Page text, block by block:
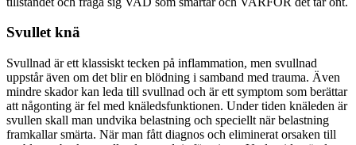
Svullet knä
Svullnad är ett klassiskt tecken på inflammation, men svullnad
uppstår även om det blir en blödning i samband med trauma. Även
mindre skador kan leda till svullnad och är ett symptom som berättar
att någonting är fel med knäledsfunktionen. Under tiden knäleden är
svullen skall man undvika belastning och speciellt när belastning
framkallar smärta. När man fått diagnos och eliminerat orsaken till